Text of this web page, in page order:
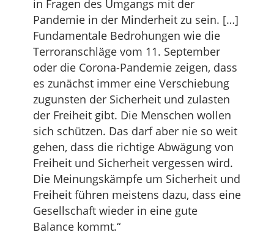
in Fragen des Umgangs mit der
Pandemie in der Minderheit zu sein. […]
Fundamentale Bedrohungen wie die
Terroranschläge vom 11. September
oder die Corona-Pandemie zeigen, dass
es zunächst immer eine Verschiebung
zugunsten der Sicherheit und zulasten
der Freiheit gibt. Die Menschen wollen
sich schützen. Das darf aber nie so weit
gehen, dass die richtige Abwägung von
Freiheit und Sicherheit vergessen wird.
Die Meinungskämpfe um Sicherheit und
Freiheit führen meistens dazu, dass eine
Gesellschaft wieder in eine gute
Balance kommt.“